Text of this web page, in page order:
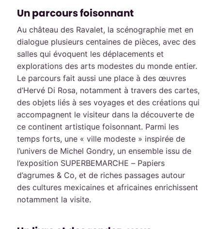
Un parcours foisonnant
Au château des Ravalet, la scénographie met en
dialogue plusieurs centaines de pièces, avec des
salles qui évoquent les déplacements et
explorations des arts modestes du monde entier.
Le parcours fait aussi une place à des œuvres
d’Hervé Di Rosa, notamment à travers des cartes,
des objets liés à ses voyages et des créations qui
accompagnent le visiteur dans la découverte de
ce continent artistique foisonnant. Parmi les
temps forts, une « ville modeste » inspirée de
l’univers de Michel Gondry, un ensemble issu de
l’exposition SUPERBEMARCHE – Papiers
d’agrumes & Co, et de riches passages autour
des cultures mexicaines et africaines enrichissent
notamment la visite.